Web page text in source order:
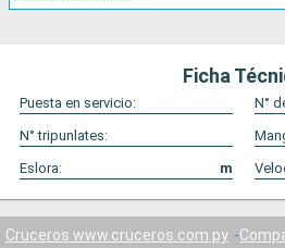
Ficha
Puesta en servicio:
N°
N° tripunlates:
Eslora:
m
Cruceros www.cruceros.com.py